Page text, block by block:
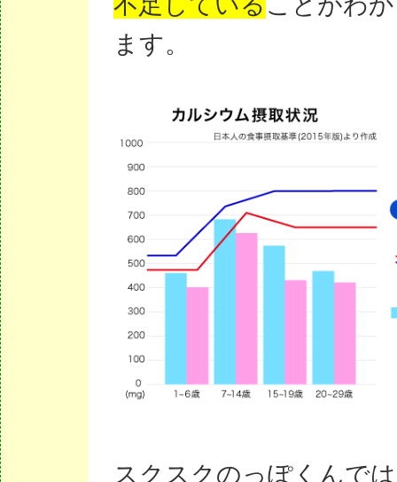
ます。
スクスクのっぽくんで